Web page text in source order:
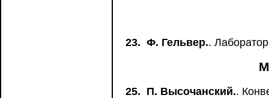
23. Ф. Гельвер..
25. П. Высочанский..